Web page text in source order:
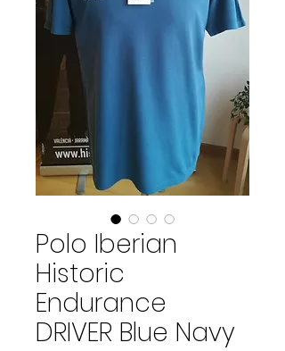
Polo Iberian
Historic
Endurance
DRIVER Blue Navy